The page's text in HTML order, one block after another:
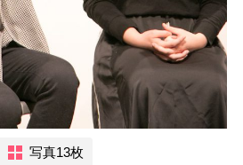
写真13枚